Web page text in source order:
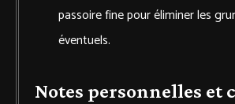
passoire fine pour éliminer les
éventuels.
Notes personnelles et